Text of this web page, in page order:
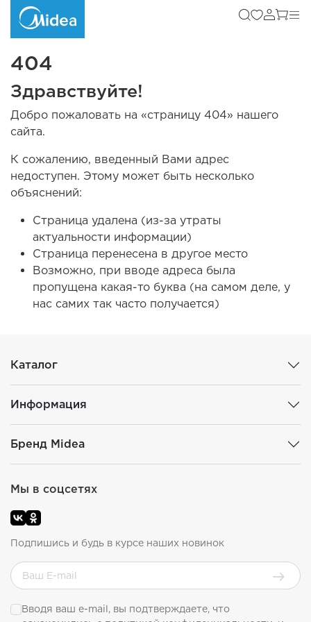
404
Здравствуйте!
Добро пожаловать на «страницу 404» нашего
сайта.
К сожалению, введенный Вами адрес
недоступен. Этому может быть несколько
объяснений:
Страница удалена (из-за утраты
актуальности информации)
Страница перенесена в другое место
Возможно, при вводе адреса была
пропущена какая-то буква (на самом деле, у
нас самих так часто получается)
Каталог
Информация
Бренд Midea
Мы в соцсетях
Подпишись и будь в курсе наших новинок
Вводя ваш e-mail, вы подтверждаете, что